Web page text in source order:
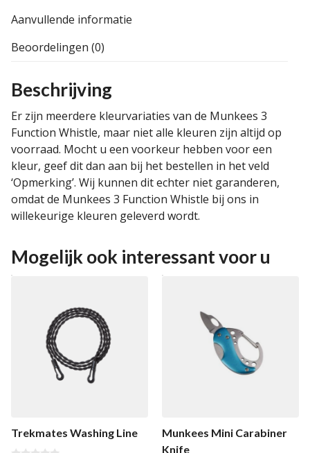
Aanvullende informatie
Beoordelingen (0)
Beschrijving
Er zijn meerdere kleurvariaties van de Munkees 3
Function Whistle, maar niet alle kleuren zijn altijd op
voorraad. Mocht u een voorkeur hebben voor een
kleur, geef dit dan aan bij het bestellen in het veld
‘Opmerking’. Wij kunnen dit echter niet garanderen,
omdat de Munkees 3 Function Whistle bij ons in
willekeurige kleuren geleverd wordt.
Mogelijk ook interessant voor u
Trekmates Washing Line
Munkees Mini Carabiner
Knife